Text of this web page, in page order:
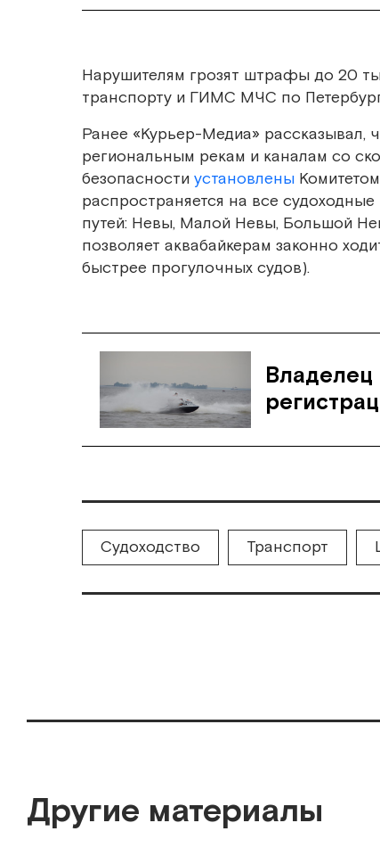
Нарушителям грозят штрафы до 20
транспорту и ГИМС МЧС по
Ранее «Курьер-Медиа» рассказывал,
региональным рекам и каналам со
безопасности установлены
распространяется на все
путей: Невы, Малой Невы, Большой
позволяет аквабайкерам законно
быстрее прогулочных судов).
Владелец
Судоходство Транспорт
Другие материалы